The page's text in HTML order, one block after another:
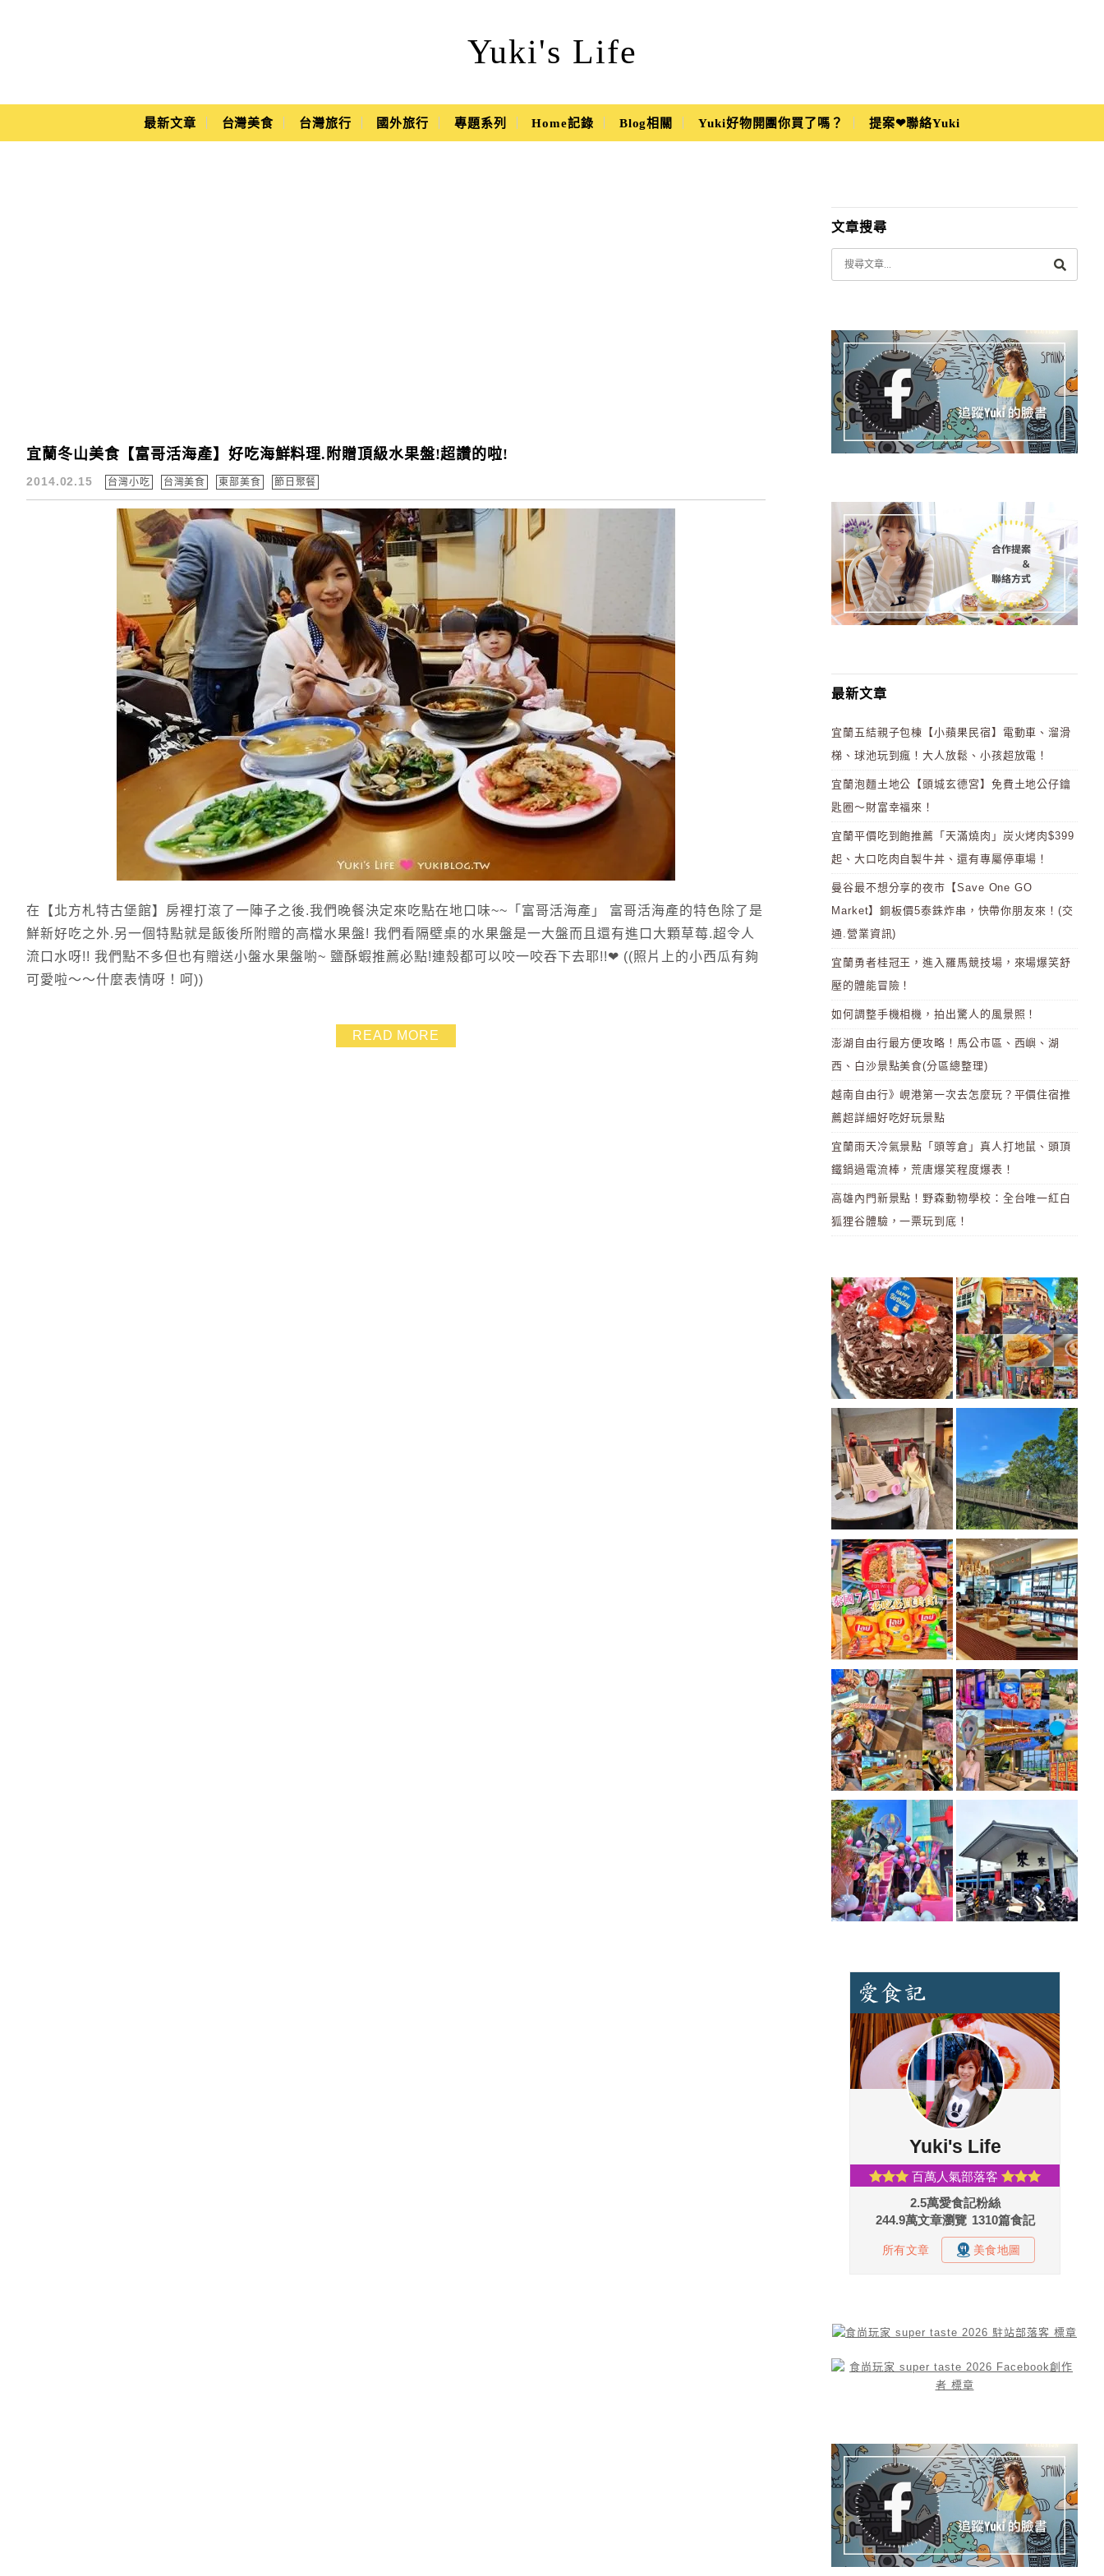
Yuki's Life
Yuki's Life
Main Menu
最新文章 台灣美食 台灣旅行 國外旅行 專題系列 Home記錄 Blog相關 Yuki好物開團你買了嗎？ 提案❤聯絡Yuki
宜蘭冬山美食【富哥活海產】好吃海鮮料理.附贈頂級水果盤!超讚的啦!
2014.02.15 台灣小吃 台灣美食 東部美食 節日聚餐
在【北方札特古堡館】房裡打滾了一陣子之後.我們晚餐決定來吃點在地口味~~「富哥活海產」 富哥活海產的特色除了是
鮮新好吃之外.另一個特點就是飯後所附贈的高檔水果盤! 我們看隔壁桌的水果盤是一大盤而且還有進口大顆草莓.超令人
流口水呀!! 我們點不多但也有贈送小盤水果盤喲~ 鹽酥蝦推薦必點!連殼都可以咬一咬吞下去耶!!❤ ((照片上的小西瓜有夠
可愛啦～～什麼表情呀！呵))
READ MORE
文章搜尋
最新文章
宜蘭五結親子包棟【小蘋果民宿】電動車、溜滑
梯、球池玩到瘋！大人放鬆、小孩超放電！
宜蘭泡麵土地公【頭城玄德宮】免費土地公仔鑰
匙圈～財富幸福來！
宜蘭平價吃到飽推薦「天滿燒肉」炭火烤肉$399
起、大口吃肉自製牛丼、還有專屬停車場！
曼谷最不想分享的夜市【Save One GO
Market】銅板價5泰銖炸串，快帶你朋友來！(交
通.營業資訊)
宜蘭勇者桂冠王，進入羅馬競技場，來場爆笑舒
壓的體能冒險！
如何調整手機相機，拍出驚人的風景照！
澎湖自由行最方便攻略！馬公市區、西嶼、湖
西、白沙景點美食(分區總整理)
越南自由行》峴港第一次去怎麼玩？平價住宿推
薦超詳細好吃好玩景點
宜蘭雨天冷氣景點「頭等倉」真人打地鼠、頭頂
鐵鍋過電流棒，荒唐爆笑程度爆表！
高雄內門新景點！野森動物學校：全台唯一紅白
狐狸谷體驗，一票玩到底！